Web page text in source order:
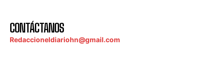
CONTÁCTANOS
Redaccioneldiariohn@gmail.com